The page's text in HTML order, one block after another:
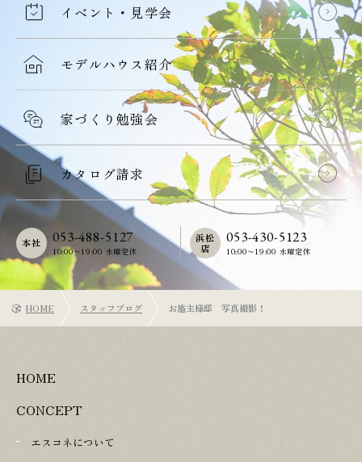
イベント・見学会
モデルハウス紹介
家づくり勉強会
カタログ請求
053-488-5127
10:00〜19:00 水曜定休
本社 053-430-5123
10:00〜19:00 水曜定休
浜松
店
HOME スタッフブログ お施主様邸 写真撮影！
HOME
CONCEPT
エスコネについて